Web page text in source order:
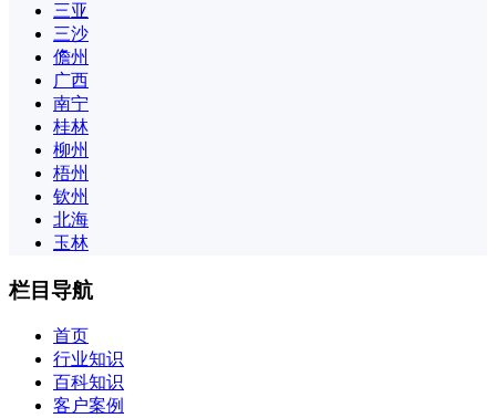
三亚
三沙
儋州
广西
南宁
桂林
柳州
梧州
钦州
北海
玉林
栏目导航
首页
行业知识
百科知识
客户案例